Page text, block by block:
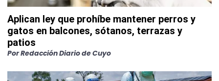
Aplican ley que prohíbe mantener perros y
gatos en balcones, sótanos, terrazas y
patios
PorRedacción Diario de Cuyo